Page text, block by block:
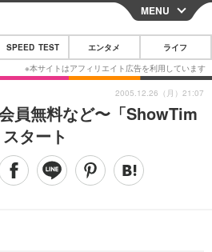
CLOSE
スマートフォン
その他
映画・ドラマ
MENU
SPEED TEST エンタメ ライフ
員無料など〜「ShowTim
タート
2005.12.26（月）21:07